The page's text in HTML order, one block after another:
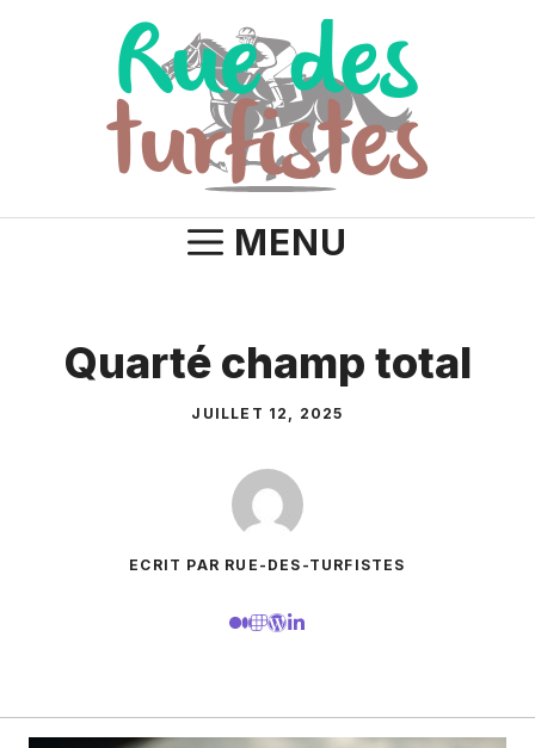
MENU
Quarté champ total
JUILLET 12, 2025
ECRIT PAR RUE-DES-TURFISTES